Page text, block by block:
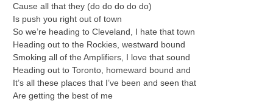
Cause all that they (do do do do do)
Is push you right out of town
So we’re heading to Cleveland, I hate that town
Heading out to the Rockies, westward bound
Smoking all of the Amplifiers, I love that sound
Heading out to Toronto, homeward bound and
It’s all these places that I’ve been and seen that
Are getting the best of me